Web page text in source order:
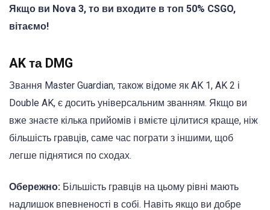
Якщо ви Nova 3, то ви входите в топ 50% CSGO,
вітаємо!
AK та DMG
Звання Master Guardian, також відоме як AK 1, AK 2 і
Double AK, є досить універсальним званням. Якщо ви
вже знаєте кілька прийомів і вмієте цілитися краще, ніж
більшість гравців, саме час пограти з іншими, щоб
легше піднятися по сходах.
Обережно: Більшість гравців на цьому рівні мають
надлишок впевненості в собі. Навіть якщо ви добре